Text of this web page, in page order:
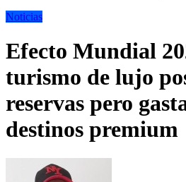
Noticias
Efecto Mundial
turismo de lujo
reservas pero
destinos premium